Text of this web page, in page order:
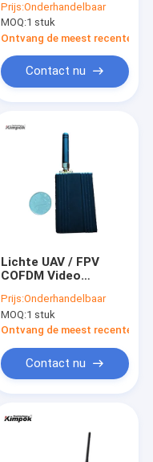
video-zender 200mW
hoge resolutie 1080p
60fps
Prijs:Onderhandelbaar
MOQ:1 stuk
Ontvang de meest recente
Contact nu
Lichte UAV / FPV
COFDM Video
AHD Wireless AV
Sender met 12V DC
en H.265/H.264 Video
Prijs:Onderhandelbaar
MOQ:1 stuk
Ontvang de meest recente
Contact nu